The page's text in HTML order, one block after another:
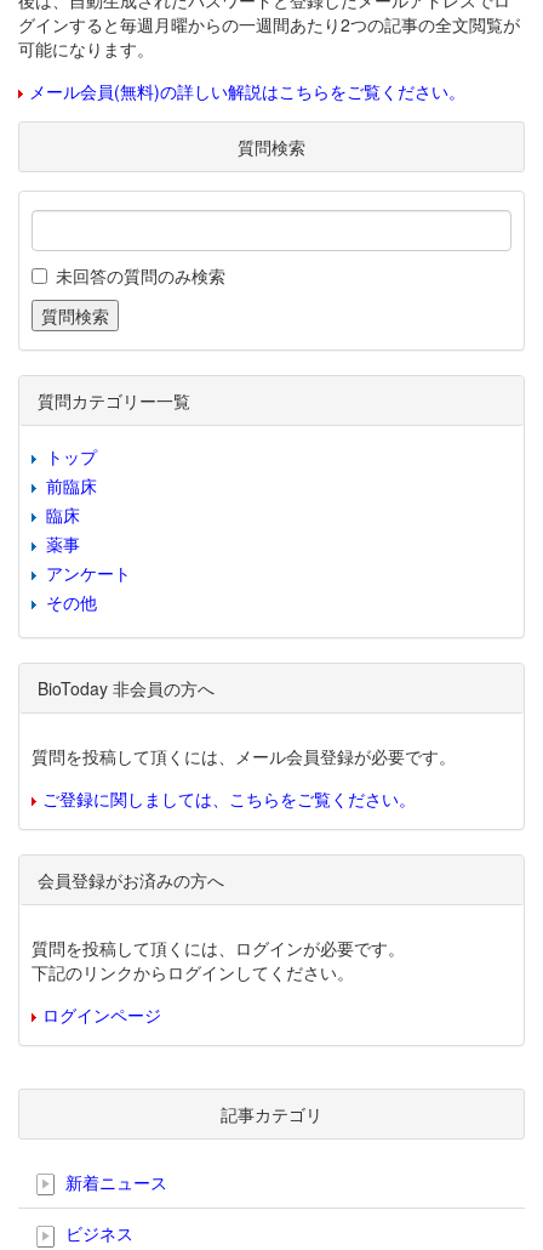
グインすると毎週月曜からの一週間あたり2つの記事の全文閲覧が
可能になります。
メール会員(無料)の詳しい解説はこちらをご覧ください。
質問検索
未回答の質問のみ検索
質問カテゴリー一覧
トップ
前臨床
臨床
薬事
アンケート
その他
BioToday 非会員の方へ
質問を投稿して頂くには、メール会員登録が必要です。
ご登録に関しましては、こちらをご覧ください。
会員登録がお済みの方へ
質問を投稿して頂くには、ログインが必要です。
下記のリンクからログインしてください。
ログインページ
記事カテゴリ
新着ニュース
ビジネス